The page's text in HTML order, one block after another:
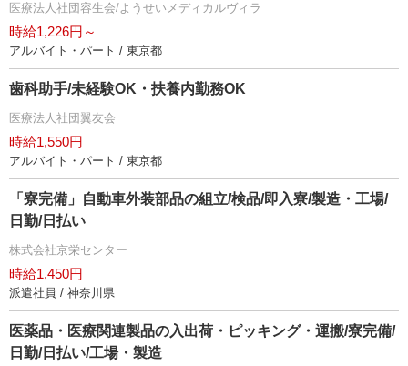
医療法人社団容生会/ようせいメディカルヴィラ
時給1,226円～
アルバイト・パート / 東京都
歯科助手/未経験OK・扶養内勤務OK
医療法人社団翼友会
時給1,550円
アルバイト・パート / 東京都
「寮完備」自動車外装部品の組立/検品/即入寮/製造・工場/
日勤/日払い
株式会社京栄センター
時給1,450円
派遣社員 / 神奈川県
医薬品・医療関連製品の入出荷・ピッキング・運搬/寮完備/
日勤/日払い/工場・製造